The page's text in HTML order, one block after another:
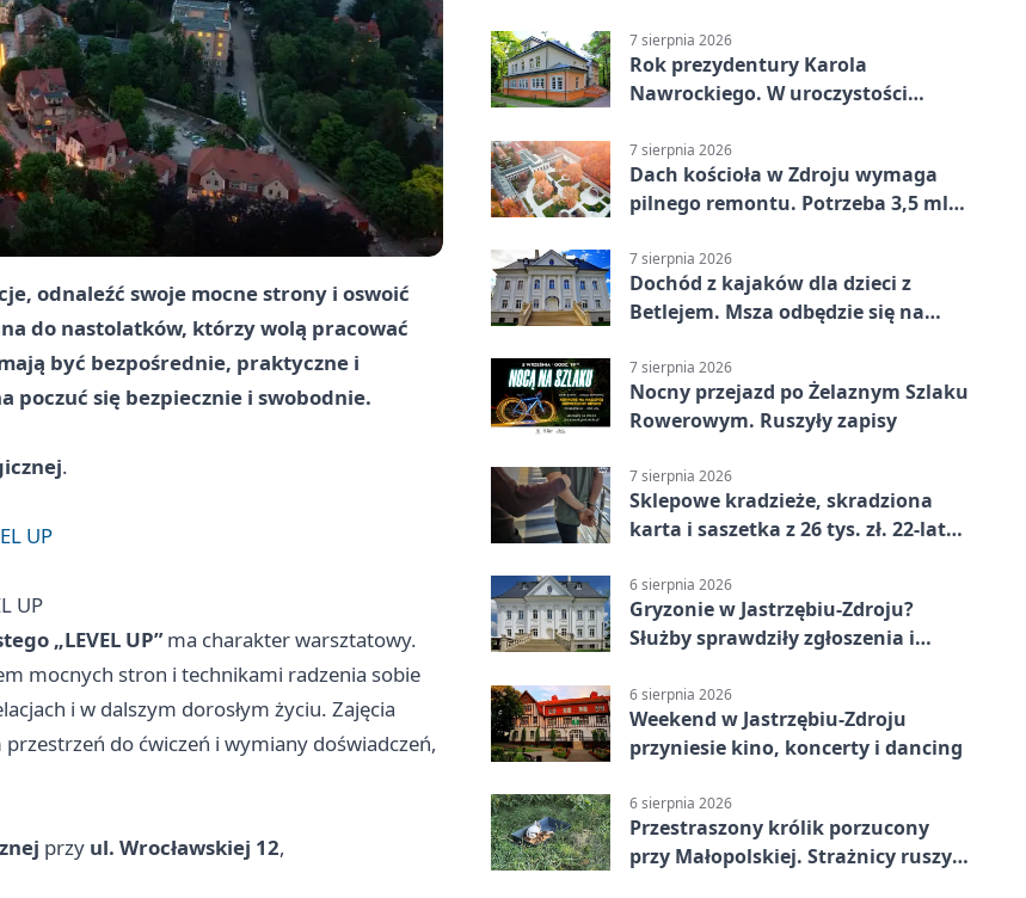
odnaleźć swoje mocne strony i oswoić
do nastolatków, którzy wolą pracować
być bezpośrednie, praktyczne i
poczuć się bezpiecznie i swobodnie.
.
UP
UP
„LEVEL UP”ma charakter warsztatowy.
mocnych stron i technikami radzenia sobie
i w dalszym dorosłym życiu. Zajęcia
do ćwiczeń i wymiany doświadczeń,
przy ul. Wrocławskiej 12,
7 sierpnia 2026
Rok prezydentury Karola
Nawrockiego. W uroczystości
7 sierpnia 2026
Dach kościoła w Zdroju wymaga
pilnego remontu. Potrzeba 3,5 mln
7 sierpnia 2026
Dochód z kajaków dla dzieci z
Betlejem. Msza odbędzie się na
7 sierpnia 2026
Nocny przejazd po Żelaznym Szlaku
Rowerowym. Ruszyły zapisy
7 sierpnia 2026
Sklepowe kradzieże, skradziona
karta i saszetka z 26 tys. zł. 22-latek
6 sierpnia 2026
Gryzonie w Jastrzębiu-Zdroju?
Służby sprawdziły zgłoszenia i
6 sierpnia 2026
Weekend w Jastrzębiu-Zdroju
przyniesie kino, koncerty i dancing
6 sierpnia 2026
Przestraszony królik porzucony
przy Małopolskiej. Strażnicy ruszyli